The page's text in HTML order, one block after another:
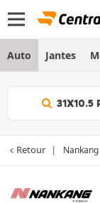
Auto Jantes
Retour Nankang